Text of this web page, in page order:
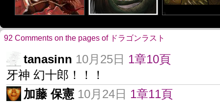
92 Comments on the pages of ドラゴンラスト
tanasinn 10月25日 1章10頁
牙神 幻十郎！！！
加藤 保憲 10月24日 1章11頁